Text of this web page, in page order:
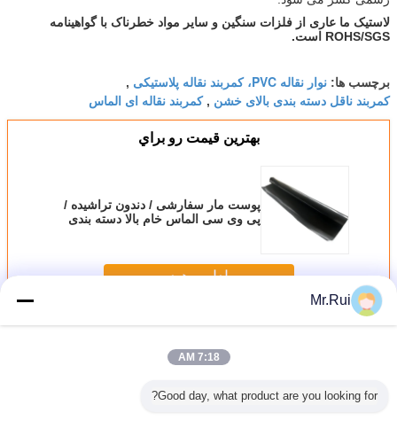
لاستیک ما عاری از فلزات سنگین و سایر مواد خطرناک با گواهینامه
ROHS/SGS است.
برچسب ها: نوار نقاله PVC، کمربند نقاله پلاستیکی ,
کمربند ناقل دسته بندی بالای خشن ,کمربند نقاله ای الماس
بهترين قيمت رو براي
پوست مار سفارشی / دندون تراشیده /
پی وی سی الماس خام بالا دسته بندی
ادامه هید
بیشنوار نقاله PVC
Mr.Rui
7:18 AM
Good day, what product are you looking for?